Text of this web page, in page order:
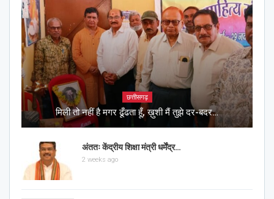
छत्तीसगढ़
मिली तो नहीं है मगर ढूँढता हूँ, ख़ुशी मैं तुझे दर-बदर…
अंततः केंद्रीय शिक्षा मंत्री धर्मेंद्र…
2 weeks ago